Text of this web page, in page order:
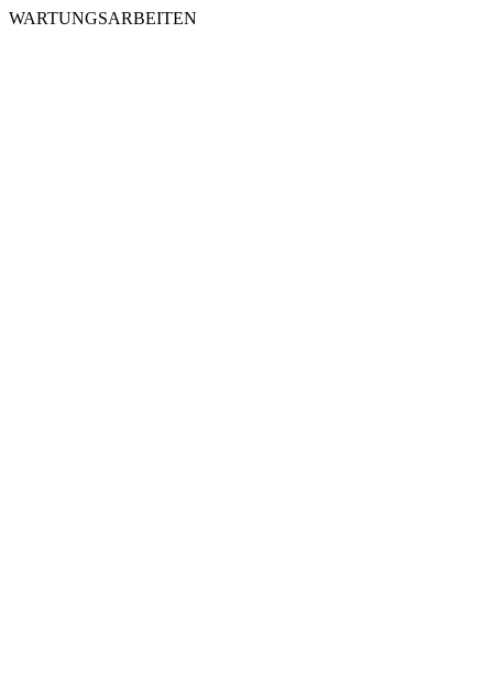
WARTUNGSARBEITEN